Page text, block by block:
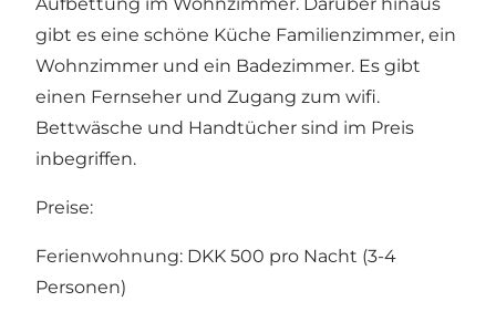
gibt es eine schöne Küche Familienzimmer, ein
Wohnzimmer und ein Badezimmer. Es gibt
einen Fernseher und Zugang zum wifi.
Bettwäsche und Handtücher sind im Preis
inbegriffen.
Preise:
Ferienwohnung: DKK 500 pro Nacht (3-4
Personen)